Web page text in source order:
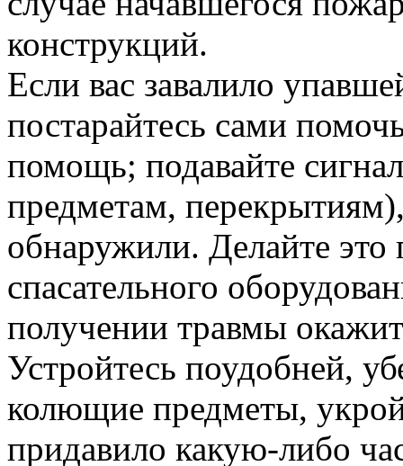
конструкций.
Если вас завалило
постарайтесь сами
помощь; подавайте
предметам,
обнаружили. Делайте это
спасательного
получении травмы
Устройтесь поудобней,
колющие предметы,
придавило какую-либо